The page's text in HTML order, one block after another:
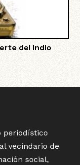
del Indio
periodístico
vecindario de
social,